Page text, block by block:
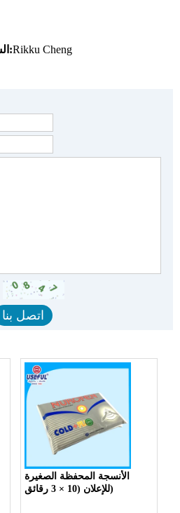
الشخص الذي يمكن الاتصال به:Rikku Cheng
الأنسجة المحفظة الصغيرة
للإعلان (10 × 3 رقائق)